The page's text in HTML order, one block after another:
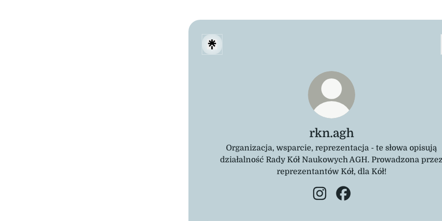
rkn.agh
Organizacja, wsparcie, reprezentacja - te słowa opisują
działalność Rady Kół Naukowych AGH. Prowadzona
reprezentantów Kół, dla Kół!